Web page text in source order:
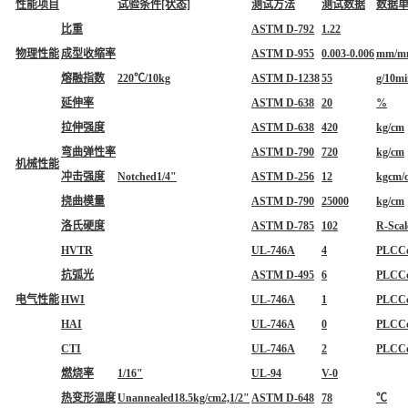
性能项目
试验条件[状态] 测试方法 测试数据 数据
物理性能
比重 ASTM D-792
1.22
成型收缩率
ASTM D-955 0.003-0.006mm/
熔融指数
220℃/10kg ASTM D-123855 g/
机械性能
延伸率 ASTM D-638 20
%
拉伸强度
ASTM D-638 420
kg/cm
弯曲弹性率
ASTM D-790 720
kg/cm
冲击强度
Notched1/4" ASTM D-256 12
kgcm/
挠曲模量
ASTM D-790 25000
kg/cm
洛氏硬度
ASTM D-785 102 R-
电气性能
HVTR UL-746A 4
抗弧光
ASTM D-495 6
HWI
UL-746A 1
HAI
UL-746A 0
CTI
UL-746A 2
燃烧率
1/16" UL-94
V-0
热变形温度Unannealed18.5kg/cm2,1/2" ASTM D-648 78 ℃